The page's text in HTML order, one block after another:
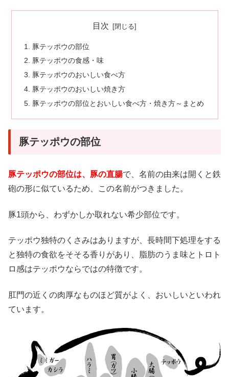
目次
豚テッポウの部位
豚テッポウの食感・味
豚テッポウのおいしい食べ方
豚テッポウのおいしい焼き方
豚テッポウの部位とおいしい食べ方・焼き方～まとめ
豚テッポウの部位
豚テッポウの部位は、豚の直腸で、名前の由来は開くと鉄
砲の形に似ているため、この名前がつきました。
豚1頭から、わずかしか取れない希少部位です。
テッポウ独特のくさみはありますが、長時間下処理をする
と独特の食欲をそそる香りがあり、脂肪のうま味とトロト
ロ感はテッポウならではの特徴です。
肛門の近くの肉厚なものほど質がよく、おいしいといわれ
ています。